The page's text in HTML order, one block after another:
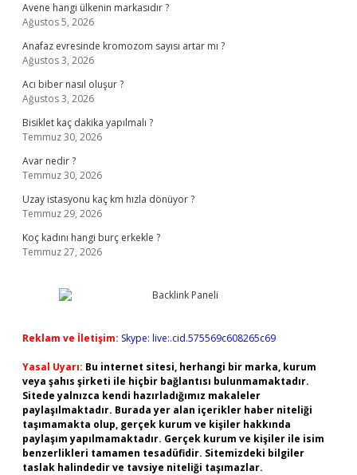
Avene hangi ülkenin markasıdır ?
Ağustos 5, 2026
Anafaz evresinde kromozom sayısı artar mı ?
Ağustos 3, 2026
Acı biber nasıl oluşur ?
Ağustos 3, 2026
Bisiklet kaç dakika yapılmalı ?
Temmuz 30, 2026
Avar nedir ?
Temmuz 30, 2026
Uzay istasyonu kaç km hızla dönüyor ?
Temmuz 29, 2026
Koç kadını hangi burç erkekle ?
Temmuz 27, 2026
Reklam ve İletişim: Skype: live:.cid.575569c608265c69
Yasal Uyarı: Bu internet sitesi, herhangi bir marka, kurum
veya şahıs şirketi ile hiçbir bağlantısı bulunmamaktadır.
Sitede yalnızca kendi hazırladığımız makaleler
paylaşılmaktadır. Burada yer alan içerikler haber niteliği
taşımamakta olup, gerçek kurum ve kişiler hakkında
paylaşım yapılmamaktadır. Gerçek kurum ve kişiler ile isim
benzerlikleri tamamen tesadüfidir. Sitemizdeki bilgiler
taslak halindedir ve tavsiye niteliği taşımazlar.